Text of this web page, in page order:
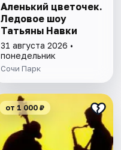
Аленький цветочек.
Ледовое шоу
Татьяны Навки
31 августа 2026 •
понедельник
Сочи Парк
от 1 000 ₽